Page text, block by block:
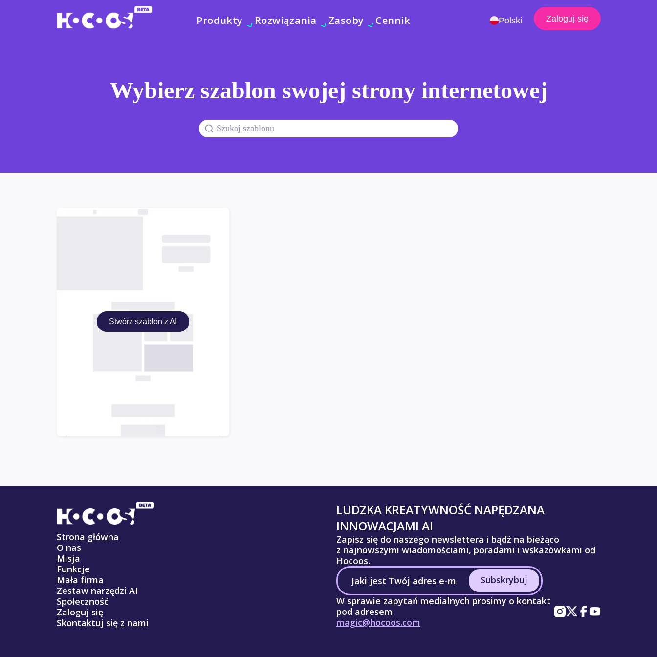
Produkty Rozwiązania Zasoby Cennik Polski Zaloguj się
Wybierz szablon swojej strony internetowej
Stwórz szablon z AI
Strona główna
O nas
Misja
Funkcje
Mała firma
Zestaw narzędzi AI
Społeczność
Zaloguj się
Skontaktuj się z nami
LUDZKA KREATYWNOŚĆ NAPĘDZANA
INNOWACJAMI AI
Zapisz się do naszego newslettera i bądź na bieżąco
z najnowszymi wiadomościami, poradami i wskazówkami od
Hocoos.
Subskrybuj
W sprawie zapytań medialnych prosimy o kontakt
pod adresem
magic@hocoos.com